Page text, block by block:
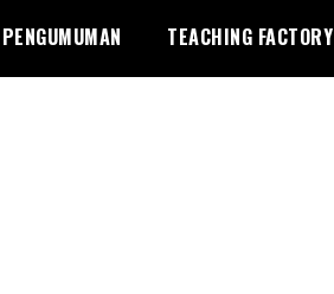
PENGUMUMAN TEACHING FACTORY